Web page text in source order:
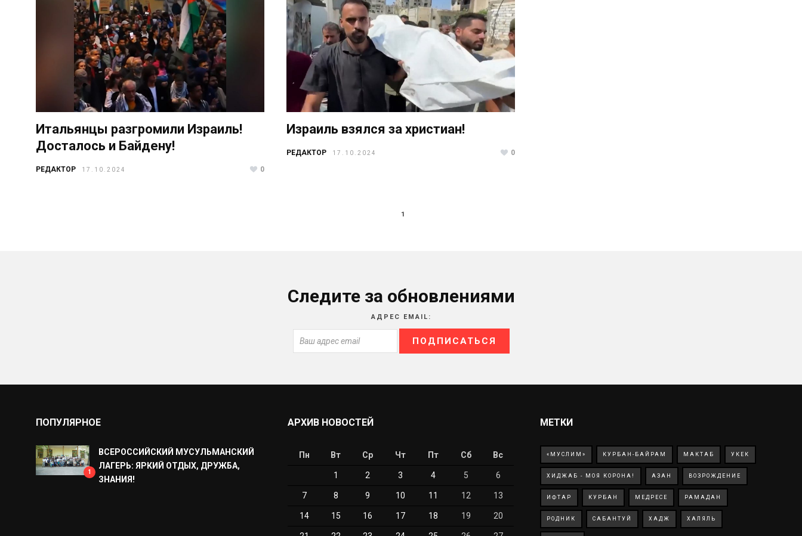
Итальянцы разгромили Израиль!
Досталось и Байдену!
РЕДАКТОР 17.10.2024 0
Израиль взялся за христиан!
РЕДАКТОР 17.10.2024 0
1
Следите за обновлениями
АДРЕС EMAIL:
ПОПУЛЯРНОЕ
1
ВСЕРОССИЙСКИЙ МУСУЛЬМАНСКИЙ
ЛАГЕРЬ: ЯРКИЙ ОТДЫХ, ДРУЖБА,
ЗНАНИЯ!
АРХИВ НОВОСТЕЙ
Пн Вт Ср Чт Пт Сб Вс
1 2 3 4 5 6
7 8 9 10 11 12 13
14 15 16 17 18 19 20
МЕТКИ
«МУСЛИМ» КУРБАН-БАЙРАМ МАКТАБ УКЕК
ХИДЖАБ - МОЯ КОРОНА! АЗАН ВОЗРОЖДЕНИЕ
ИФТАР КУРБАН МЕДРЕСЕ РАМАДАН
РОДНИК САБАНТУЙ ХАДЖ ХАЛЯЛЬ